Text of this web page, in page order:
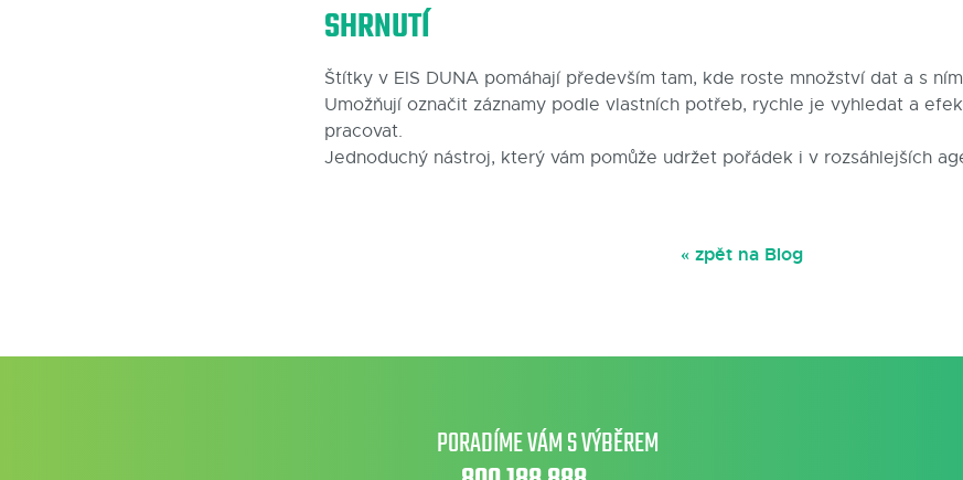
SHRNUTÍ
Štítky v EIS DUNA pomáhají především tam, kde roste množství dat a s
Umožňují označit záznamy podle vlastních potřeb, rychle je vyhledat a
pracovat.
Jednoduchý nástroj, který vám pomůže udržet pořádek i v rozsáhlejších
« zpět na Blog
PORADÍME VÁM S VÝBĚREM